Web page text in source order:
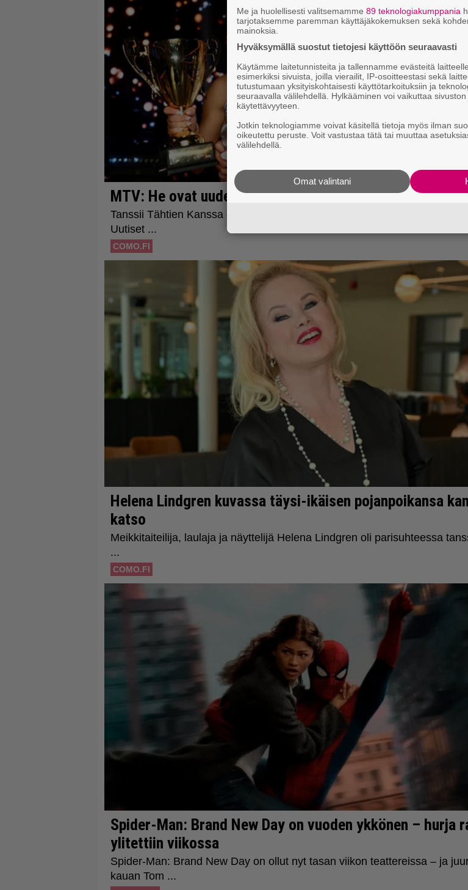
Me ja huolellisesti valitsemamme 89 teknologiakumppania
tarjotaksemme paremman käyttäjäkokemuksen sekä
mainoksia.
Hyväksymällä suostut tietojesi käyttöön seuraavasti
Käytämme laitetunnisteita ja tallennamme evästeitä
esimerkiksi sivuista, joilla vierailit, IP-osoitteestasi sekä
tutustumaan yksityiskohtaisesti käyttötarkoituksiin ja
seuraavalla välilehdellä. Hylkääminen voi vaikuttaa
käytettävyyteen.
Jotkin teknologiamme voivat käsitellä tietoja myös ilman
oikeutettu peruste. Voit vastustaa tätä tai muuttaa
välilehdellä.
Omat valintani